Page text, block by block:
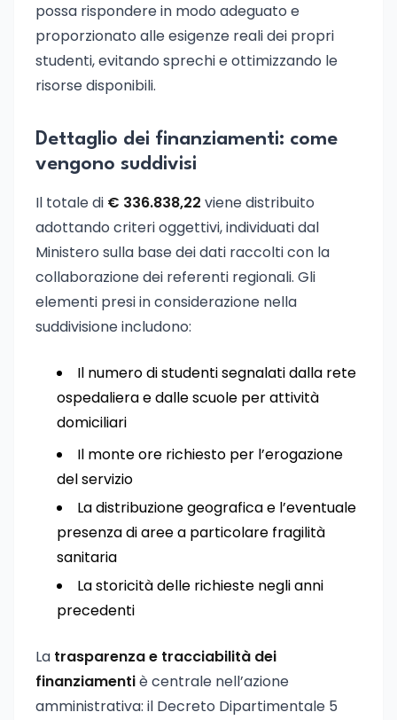
possa rispondere in modo adeguato e
proporzionato alle esigenze reali dei propri
studenti, evitando sprechi e ottimizzando le
risorse disponibili.
Dettaglio dei finanziamenti: come
vengono suddivisi
Il totale di € 336.838,22 viene distribuito
adottando criteri oggettivi, individuati dal
Ministero sulla base dei dati raccolti con la
collaborazione dei referenti regionali. Gli
elementi presi in considerazione nella
suddivisione includono:
Il numero di studenti segnalati dalla rete
ospedaliera e dalle scuole per attività
domiciliari
Il monte ore richiesto per l’erogazione
del servizio
La distribuzione geografica e l’eventuale
presenza di aree a particolare fragilità
sanitaria
La storicità delle richieste negli anni
precedenti
La trasparenza e tracciabilità dei
finanziamentiè centrale nell’azione
amministrativa: il Decreto Dipartimentale 5